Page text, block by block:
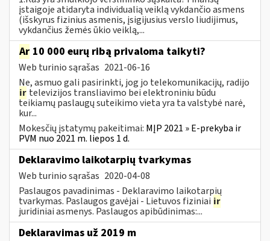
įstaigoje atidaryta individualią veiklą vykdančio asmens
(išskyrus fizinius asmenis, įsigijusius verslo liudijimus,
vykdančius žemės ūkio veiklą,...
Ar 10 000 eurų ribą privaloma taikyti?
Web turinio sąrašas 2021-06-16
Ne, asmuo gali pasirinkti, jog jo telekomunikacijų, radijo
ir televizijos transliavimo bei elektroniniu būdu
teikiamų paslaugų suteikimo vieta yra ta valstybė narė,
kur...
Mokesčių įstatymų pakeitimai: MĮP 2021 » E-prekyba ir
PVM nuo 2021 m. liepos 1 d.
Deklaravimo laikotarpių tvarkymas
Web turinio sąrašas 2020-04-08
Paslaugos pavadinimas - Deklaravimo laikotarpių
tvarkymas. Paslaugos gavėjai - Lietuvos fiziniai ir
juridiniai asmenys. Paslaugos apibūdinimas:...
Deklaravimas už 2019 m